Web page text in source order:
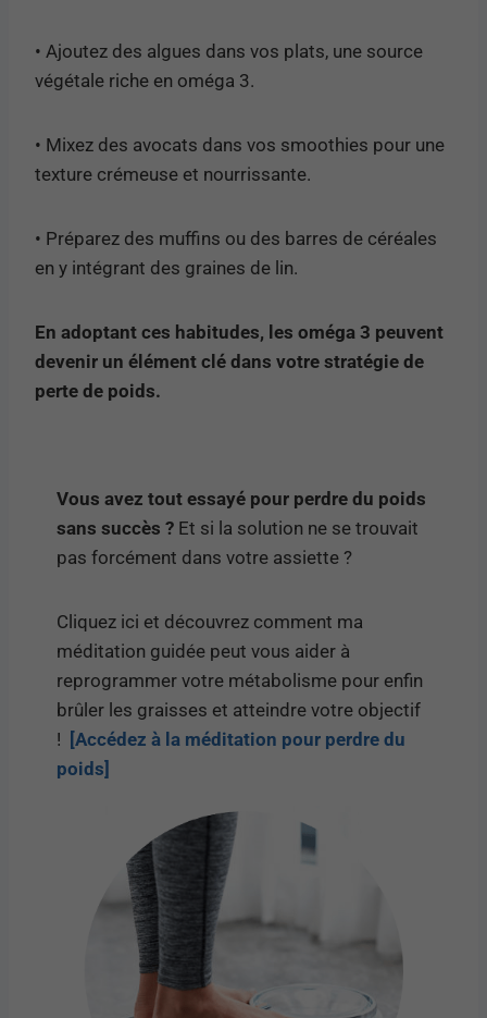
• Ajoutez des algues dans vos plats, une source
végétale riche en oméga 3.
• Mixez des avocats dans vos smoothies pour une
texture crémeuse et nourrissante.
• Préparez des muffins ou des barres de céréales
en y intégrant des graines de lin.
En adoptant ces habitudes, les oméga 3 peuvent
devenir un élément clé dans votre stratégie de
perte de poids.
Vous avez tout essayé pour perdre du poids
sans succès ? Et si la solution ne se trouvait
pas forcément dans votre assiette ?
Cliquez ici et découvrez comment ma
méditation guidée peut vous aider à
reprogrammer votre métabolisme pour enfin
brûler les graisses et atteindre votre objectif
! [Accédez à la méditation pour perdre du
poids]